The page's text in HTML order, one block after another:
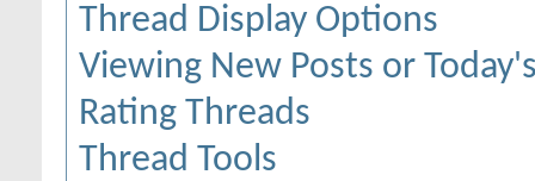
Thread Display Options
Viewing New Posts or
Rating Threads
Thread Tools